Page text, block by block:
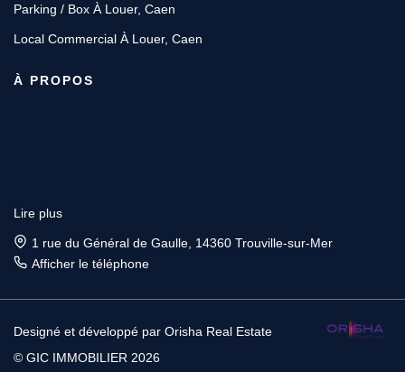
Parking / Box À Louer, Caen
Local Commercial À Louer, Caen
À PROPOS
Lire plus
1 rue du Général de Gaulle, 14360 Trouville-sur-Mer
Afficher le téléphone